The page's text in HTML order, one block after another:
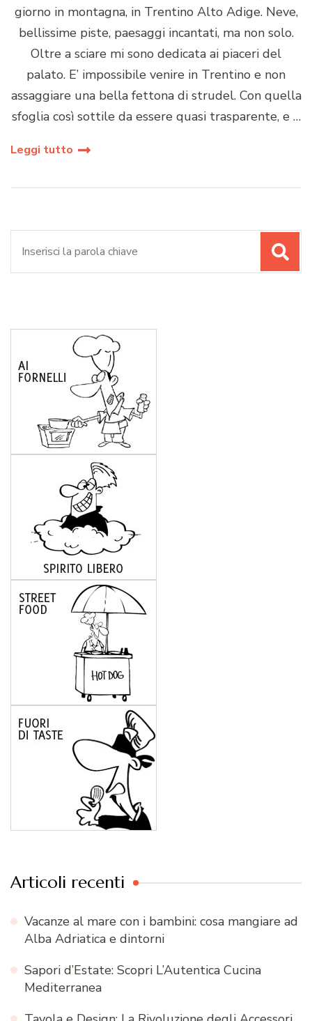
giorno in montagna, in Trentino Alto Adige. Neve,
bellissime piste, paesaggi incantati, ma non solo.
Oltre a sciare mi sono dedicata ai piaceri del
palato. E’ impossibile venire in Trentino e non
assaggiare una bella fettona di strudel. Con quella
sfoglia così sottile da essere quasi trasparente, e …
Leggi tutto
Articoli recenti
Vacanze al mare con i bambini: cosa mangiare ad
Alba Adriatica e dintorni
Sapori d’Estate: Scopri L’Autentica Cucina
Mediterranea